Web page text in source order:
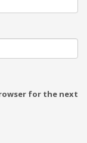
for the next